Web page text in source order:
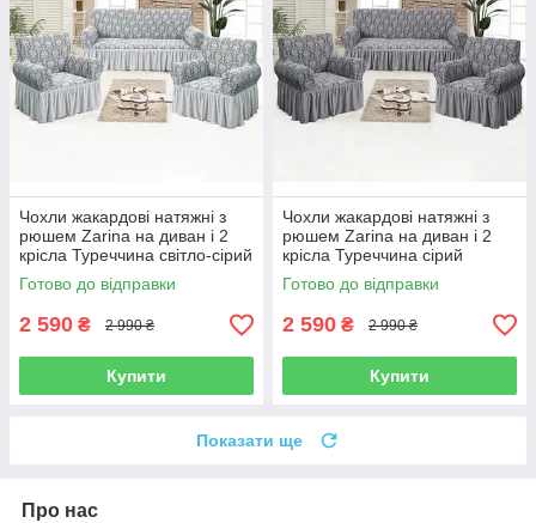
Чохли жакардові натяжні з
рюшем Zarina на диван і 2
крісла Туреччина світло-сірий
Готово до відправки
2 590 ₴ 2 990 ₴
Купити
Чохли жакардові натяжні з
рюшем Zarina на диван і 2
крісла Туреччина сірий
Готово до відправки
2 590 ₴ 2 990 ₴
Купити
Показати ще
Про нас